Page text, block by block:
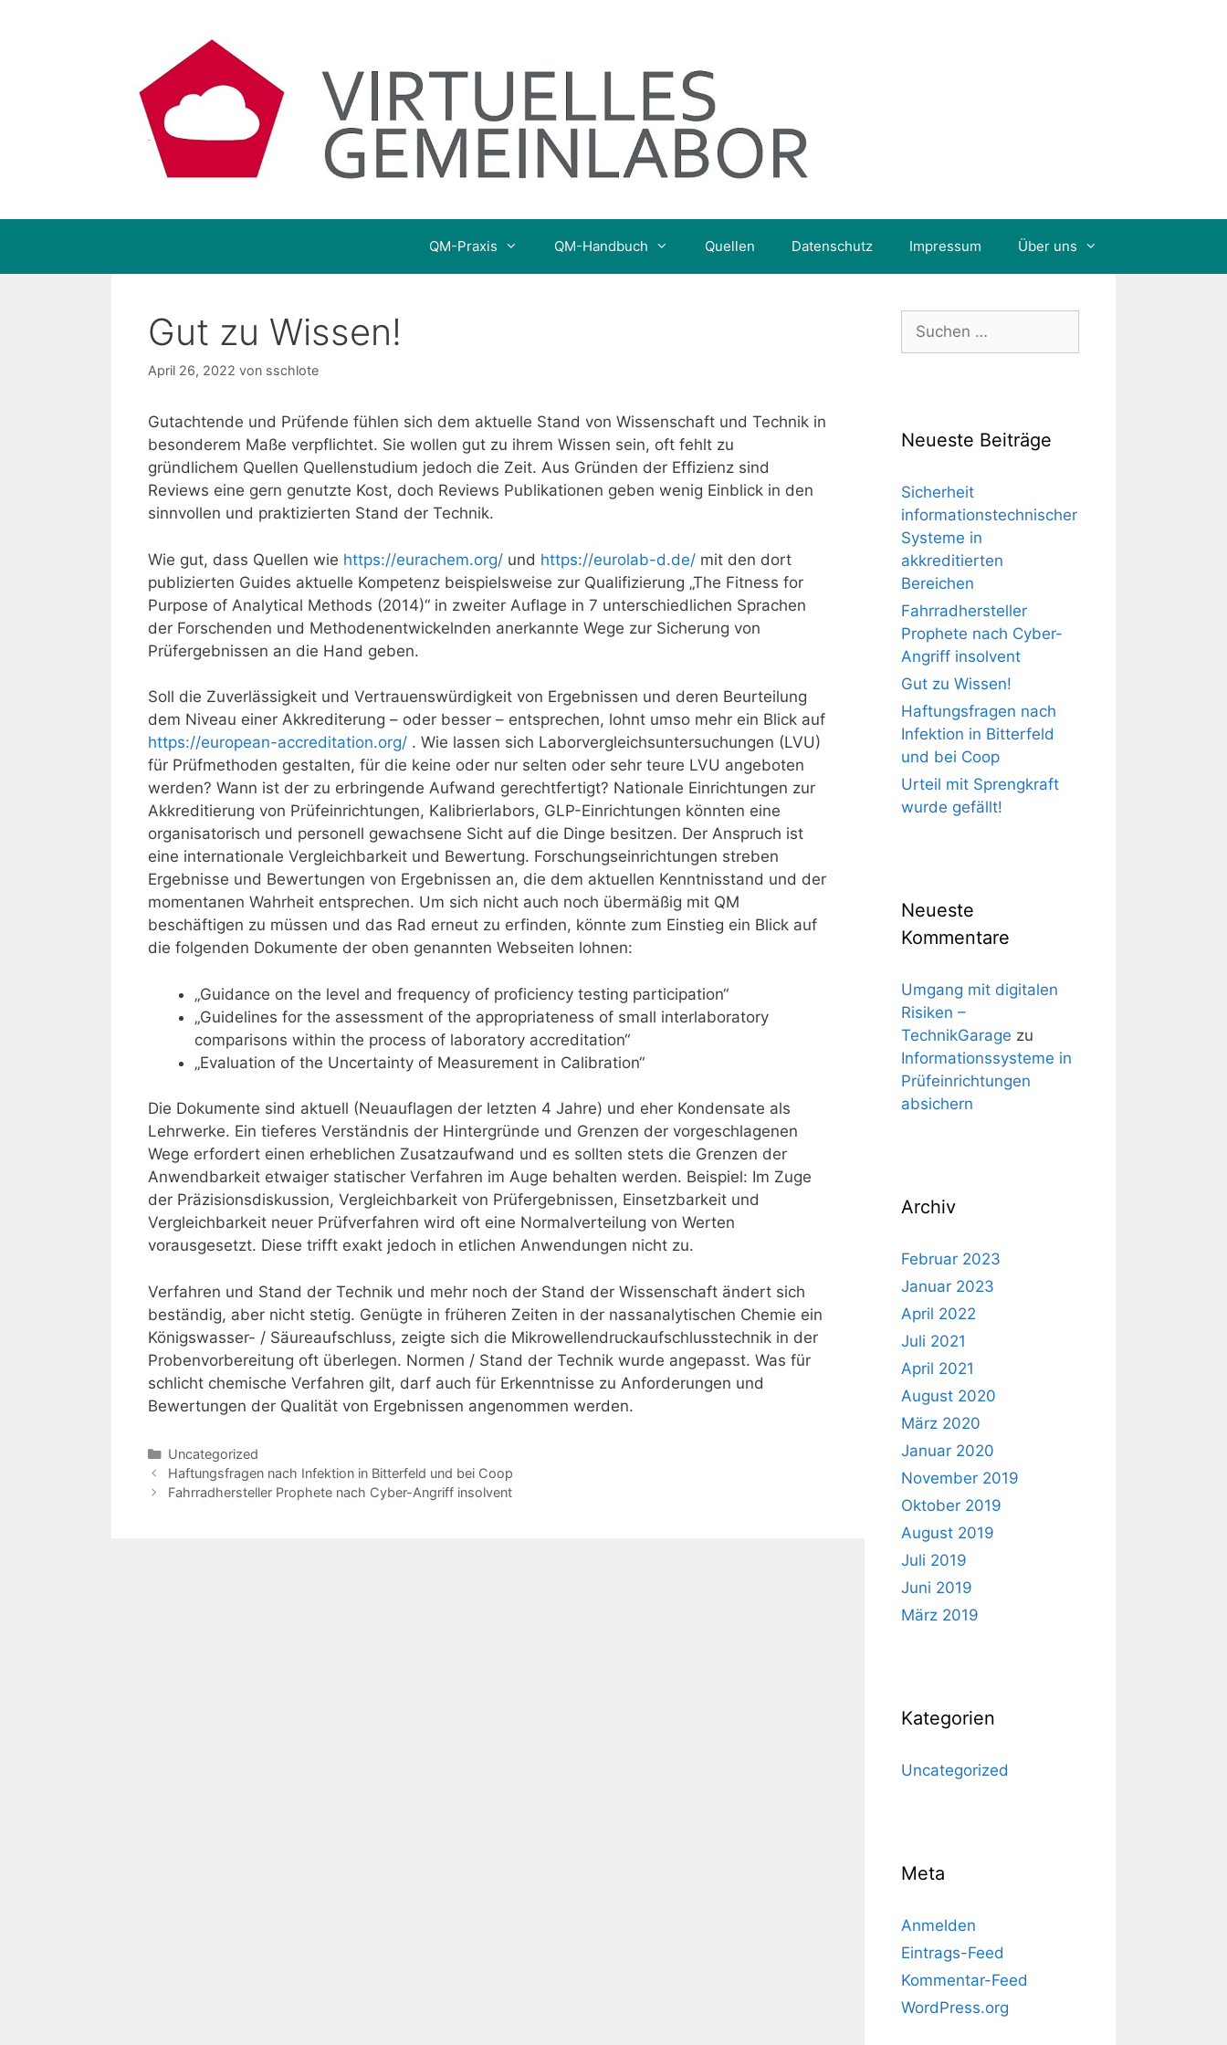
QM-Praxis QM-Handbuch Quellen Datenschutz Impressum Über uns
Gut zu Wissen!
April 26, 2022 von sschlote
Gutachtende und Prüfende fühlen sich dem aktuelle Stand von Wissenschaft und Technik in
besonderem Maße verpflichtet. Sie wollen gut zu ihrem Wissen sein, oft fehlt zu
gründlichem Quellen Quellenstudium jedoch die Zeit. Aus Gründen der Effizienz sind
Reviews eine gern genutzte Kost, doch Reviews Publikationen geben wenig Einblick in den
sinnvollen und praktizierten Stand der Technik.
Wie gut, dass Quellen wie https://eurachem.org/ und https://eurolab-d.de/ mit den dort
publizierten Guides aktuelle Kompetenz beispielsweise zur Qualifizierung „The Fitness for
Purpose of Analytical Methods (2014)“ in zweiter Auflage in 7 unterschiedlichen Sprachen
der Forschenden und Methodenentwickelnden anerkannte Wege zur Sicherung von
Prüfergebnissen an die Hand geben.
Soll die Zuverlässigkeit und Vertrauenswürdigkeit von Ergebnissen und deren Beurteilung
dem Niveau einer Akkrediterung – oder besser – entsprechen, lohnt umso mehr ein Blick auf
https://european-accreditation.org/ . Wie lassen sich Laborvergleichsuntersuchungen (LVU)
für Prüfmethoden gestalten, für die keine oder nur selten oder sehr teure LVU angeboten
werden? Wann ist der zu erbringende Aufwand gerechtfertigt? Nationale Einrichtungen zur
Akkreditierung von Prüfeinrichtungen, Kalibrierlabors, GLP-Einrichtungen könnten eine
organisatorisch und personell gewachsene Sicht auf die Dinge besitzen. Der Anspruch ist
eine internationale Vergleichbarkeit und Bewertung. Forschungseinrichtungen streben
Ergebnisse und Bewertungen von Ergebnissen an, die dem aktuellen Kenntnisstand und der
momentanen Wahrheit entsprechen. Um sich nicht auch noch übermäßig mit QM
beschäftigen zu müssen und das Rad erneut zu erfinden, könnte zum Einstieg ein Blick auf
die folgenden Dokumente der oben genannten Webseiten lohnen:
„Guidance on the level and frequency of proficiency testing participation“
„Guidelines for the assessment of the appropriateness of small interlaboratory
comparisons within the process of laboratory accreditation“
„Evaluation of the Uncertainty of Measurement in Calibration“
Die Dokumente sind aktuell (Neuauflagen der letzten 4 Jahre) und eher Kondensate als
Lehrwerke. Ein tieferes Verständnis der Hintergründe und Grenzen der vorgeschlagenen
Wege erfordert einen erheblichen Zusatzaufwand und es sollten stets die Grenzen der
Anwendbarkeit etwaiger statischer Verfahren im Auge behalten werden. Beispiel: Im Zuge
der Präzisionsdiskussion, Vergleichbarkeit von Prüfergebnissen, Einsetzbarkeit und
Vergleichbarkeit neuer Prüfverfahren wird oft eine Normalverteilung von Werten
vorausgesetzt. Diese trifft exakt jedoch in etlichen Anwendungen nicht zu.
Verfahren und Stand der Technik und mehr noch der Stand der Wissenschaft ändert sich
beständig, aber nicht stetig. Genügte in früheren Zeiten in der nassanalytischen Chemie ein
Königswasser- / Säureaufschluss, zeigte sich die Mikrowellendruckaufschlusstechnik in der
Probenvorbereitung oft überlegen. Normen / Stand der Technik wurde angepasst. Was für
schlicht chemische Verfahren gilt, darf auch für Erkenntnisse zu Anforderungen und
Bewertungen der Qualität von Ergebnissen angenommen werden.
Kategorien
Uncategorized
Haftungsfragen nach Infektion in Bitterfeld und bei Coop
Fahrradhersteller Prophete nach Cyber-Angriff insolvent
Suchen
nach:
Neueste Beiträge
Sicherheit
informationstechnischer
Systeme in
akkreditierten
Bereichen
Fahrradhersteller
Prophete nach Cyber-
Angriff insolvent
Gut zu Wissen!
Haftungsfragen nach
Infektion in Bitterfeld
und bei Coop
Urteil mit Sprengkraft
wurde gefällt!
Neueste
Kommentare
Umgang mit digitalen
Risiken –
TechnikGarage zu
Informationssysteme in
Prüfeinrichtungen
absichern
Archiv
Februar 2023
Januar 2023
April 2022
Juli 2021
April 2021
August 2020
März 2020
Januar 2020
November 2019
Oktober 2019
August 2019
Juli 2019
Juni 2019
März 2019
Kategorien
Uncategorized
Meta
Anmelden
Eintrags-Feed
Kommentar-Feed
WordPress.org